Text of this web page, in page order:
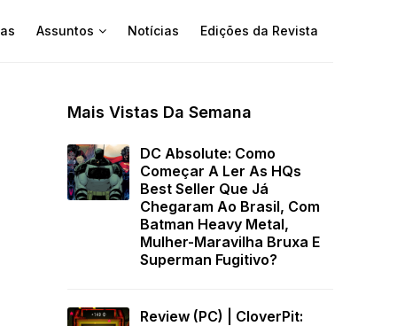
Assuntos Notícias Edições da Revista
Mais Vistas Da Semana
DC Absolute: Como
Começar A Ler As HQs
Best Seller Que Já
Chegaram Ao Brasil, Com
Batman Heavy Metal,
Mulher-Maravilha Bruxa E
Superman Fugitivo?
Review (PC) | CloverPit: